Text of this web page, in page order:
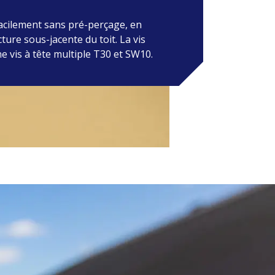
sans pré-perçage, en
sous-jacente du toit. La vis
vis à tête multiple T30 et SW10.
près du toit et esthétique
des optimiseurs et des
taille.